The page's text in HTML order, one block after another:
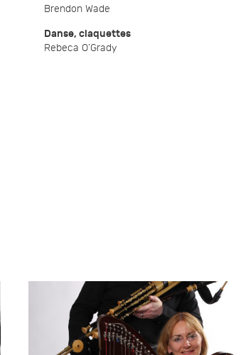
Brendon Wade
Danse, claquettes
Rebeca O’Grady